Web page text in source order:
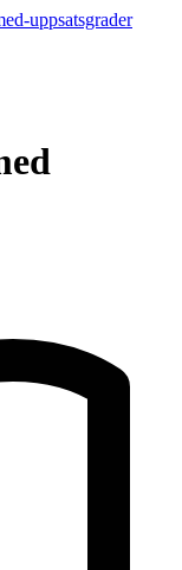
uppsatsgrader